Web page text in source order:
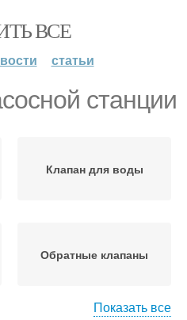
ВСЕ
статьи
станции
Клапан для воды
Обратные клапаны
Показать все